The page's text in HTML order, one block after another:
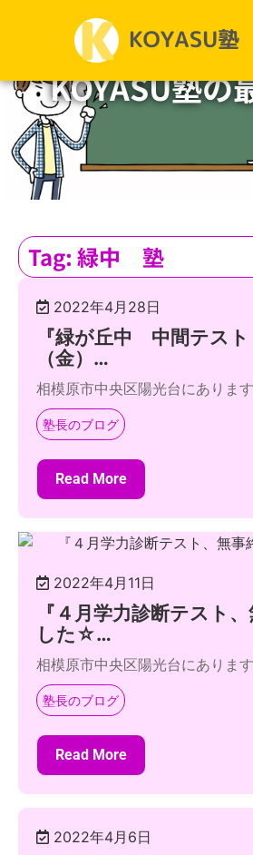
KOYASU塾の
Tag: 緑中 塾
2022年4月28日
『緑が丘中 中間テス
（金）…
相模原市中央区陽光台にありま
塾長のブログ
Read More
2022年4月11日
『４月学力診断テスト
した☆…
相模原市中央区陽光台にありま
塾長のブログ
Read More
2022年4月6日